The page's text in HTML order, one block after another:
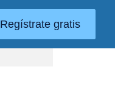
Regístrate gratis